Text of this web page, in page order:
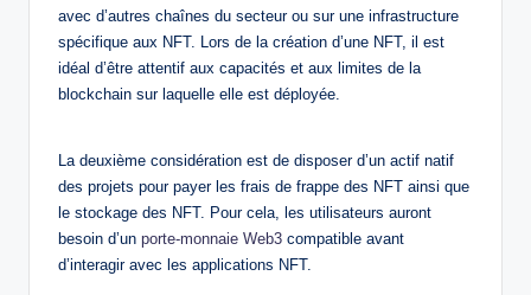
avec d’autres chaînes du secteur ou sur une infrastructure
spécifique aux NFT. Lors de la création d’une NFT, il est
idéal d’être attentif aux capacités et aux limites de la
blockchain sur laquelle elle est déployée.
La deuxième considération est de disposer d’un actif natif
des projets pour payer les frais de frappe des NFT ainsi que
le stockage des NFT. Pour cela, les utilisateurs auront
besoin d’un porte-monnaie Web3 compatible avant
d’interagir avec les applications NFT.